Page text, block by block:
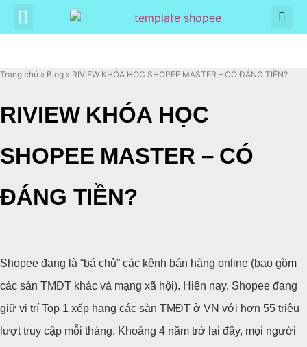
Trang chủ » Blog » RIVIEW KHÓA HỌC SHOPEE MASTER – CÓ ĐÁNG TIỀN?
RIVIEW KHÓA HỌC
SHOPEE MASTER – CÓ
ĐÁNG TIỀN?
Shopee đang là “bá chủ” các kênh bán hàng online (bao gồm
các sàn TMĐT khác và mạng xã hội). Hiện nay, Shopee đang
giữ vị trí Top 1 xếp hạng các sàn TMĐT ở VN với hơn 55 triệu
lượt truy cập mỗi tháng. Khoảng 4 năm trở lại đây, mọi người